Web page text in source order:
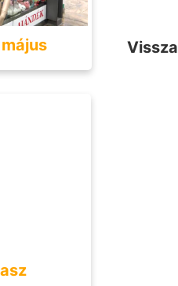
Vissza